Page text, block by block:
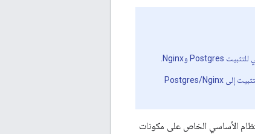
أولاً تحويل عملية التثبيت إلى Postgres/Nginx
الأساسي الخاص على مكونات